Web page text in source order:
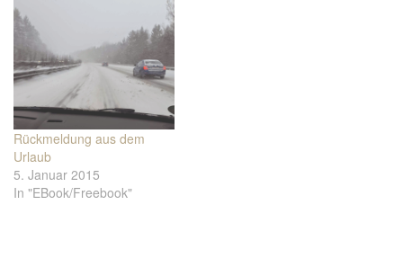
Rückmeldung aus dem
Urlaub
5. Januar 2015
In "EBook/Freebook"